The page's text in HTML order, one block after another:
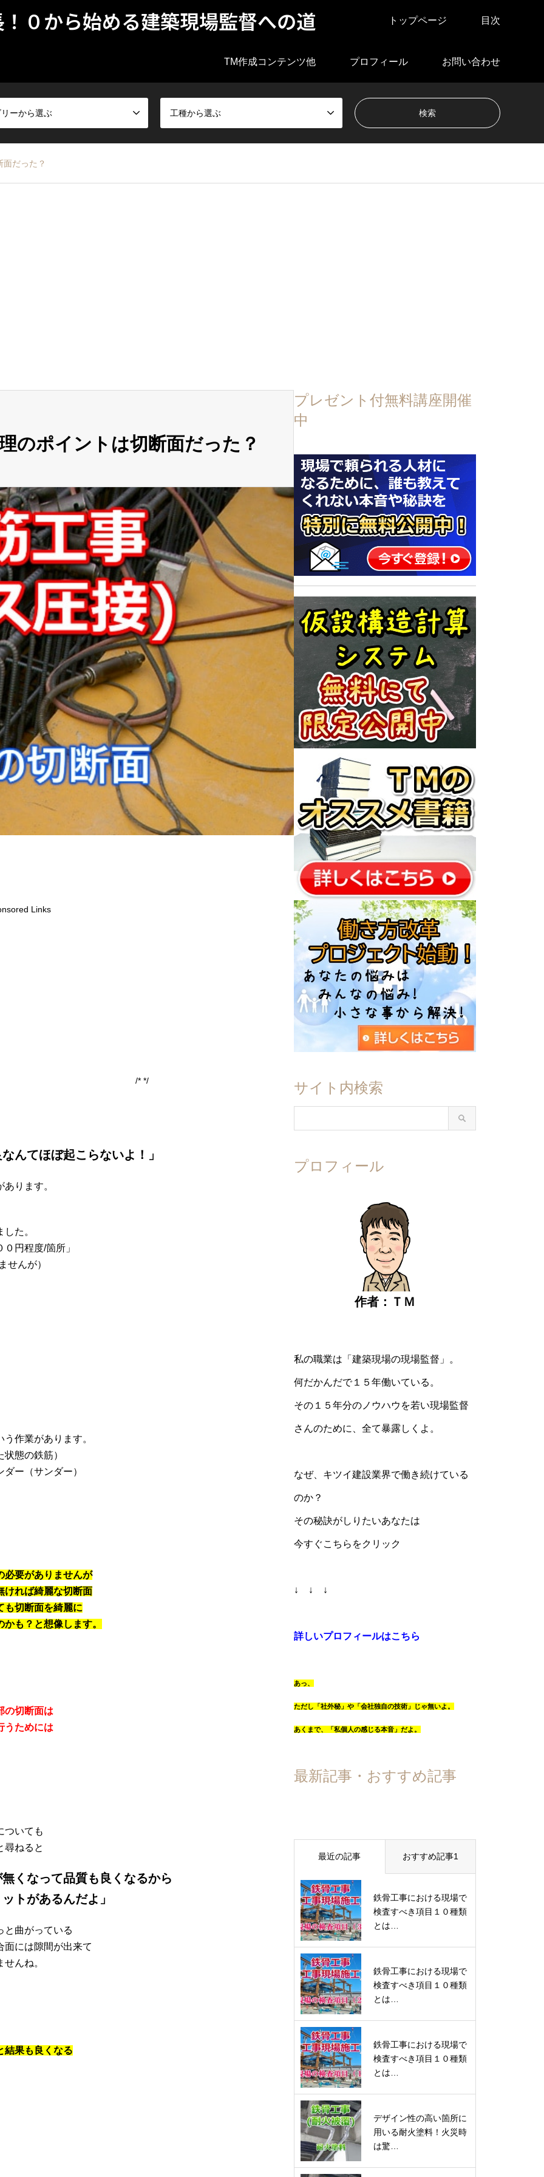
０から始める建築現場監督への道 トップページ 目次
TM作成コンテンツ他 プロフィール お問い合わせ
ーから選ぶ 工種から選ぶ
だった？
のポイントは切断面だった？
Links
/* */
んてほぼ起こらないよ！」
ります。
た。
円程度/箇所」
せんが）
作業があります。
態の鉄筋）
ー（サンダー）
必要がありませんが
ければ綺麗な切断面
も切断面を綺麗に
も？と想像します。
の切断面は
うためには
ついても
尋ねると
くなって品質も良くなるから
トがあるんだよ」
と曲がっている
面には隙間が出来て
んね。
結果も良くなる
プレゼント付無料講座開催
中
サイト内検索
プロフィール
作者：ＴＭ
私の職業は「建築現場の現場監督」。
何だかんだで１５年働いている。
その１５年分のノウハウを若い現場監督
さんのために、全て暴露しくよ。
なぜ、キツイ建設業界で働き続けている
のか？
その秘訣がしりたいあなたは
今すぐこちらをクリック
↓ ↓ ↓
詳しいプロフィールはこちら
あっ、
ただし「社外秘」や「会社独自の技術」じゃ無いよ。
あくまで、「私個人の感じる本音」だよ。
最新記事・おすすめ記事
最近の記事 おすすめ記事1
鉄骨工事における現場で
検査すべき項目１０種類
とは…
鉄骨工事における現場で
検査すべき項目１０種類
とは…
鉄骨工事における現場で
検査すべき項目１０種類
とは…
デザイン性の高い箇所に
用いる耐火塗料！火災時
は驚…